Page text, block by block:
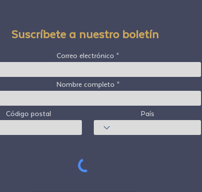
Suscríbete a nuestro boletín
Correo electrónico
Nombre completo
Código postal País